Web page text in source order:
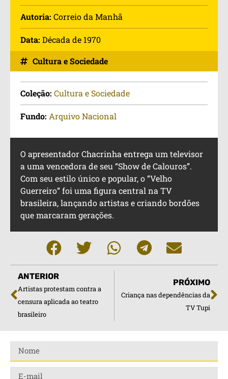
Autoria: Correio da Manhã
Data: Década de 1970
Cultura e Sociedade
Coleção: Cultura e Sociedade
Fundo: Arquivo Nacional
O apresentador Chacrinha entrega um televisor
a uma vencedora de seu “Show de Calouros”.
Com seu estilo único e popular, o “Velho
Guerreiro” foi uma figura central na TV
brasileira, lançando artistas e criando bordões
que marcaram gerações.
ANTERIOR
Artistas protestam contra a
censura aplicada ao teatro
brasileiro
PRÓXIMO
Criança nas dependências da
TV Tupi